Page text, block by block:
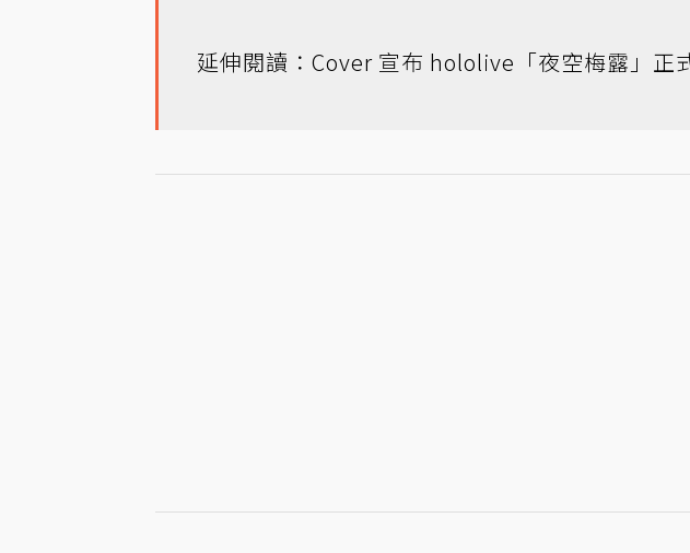
延伸閱讀：Cover 宣布 hololive「夜空梅露」正